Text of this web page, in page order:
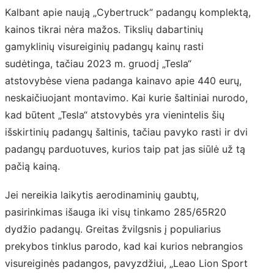
Kalbant apie naują „Cybertruck“ padangų komplektą,
kainos tikrai nėra mažos. Tikslių dabartinių
gamyklinių visureiginių padangų kainų rasti
sudėtinga, tačiau 2023 m. gruodį „Tesla“
atstovybėse viena padanga kainavo apie 440 eurų,
neskaičiuojant montavimo. Kai kurie šaltiniai nurodo,
kad būtent „Tesla“ atstovybės yra vienintelis šių
išskirtinių padangų šaltinis, tačiau pavyko rasti ir dvi
padangų parduotuves, kurios taip pat jas siūlė už tą
pačią kainą.
Jei nereikia laikytis aerodinaminių gaubtų,
pasirinkimas išauga iki visų tinkamo 285/65R20
dydžio padangų. Greitas žvilgsnis į populiarius
prekybos tinklus parodo, kad kai kurios nebrangios
visureiginės padangos, pavyzdžiui, „Leao Lion Sport